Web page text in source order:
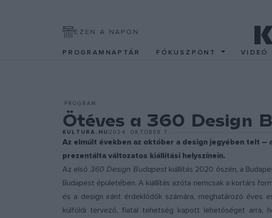
EZEN A NAPON
PROGRAMNAPTÁR FÓKUSZPONT VIDEÓ
PROGRAM
Ötéves a 360 Design
KULTURA.HU 2024. OKTÓBER 7.
Az elmúlt években az október a design jegyében telt
prezentálta változatos kiállítási helyszínein.
Az első 360 Design Budapestkiállítás 2020 őszén, a
Budapest épületében. A kiállítás azóta nemcsak a kortárs
és a design iránt érdeklődők számára, meghatározó éves
külföldi tervező, fiatal tehetség kapott lehetőséget arra,